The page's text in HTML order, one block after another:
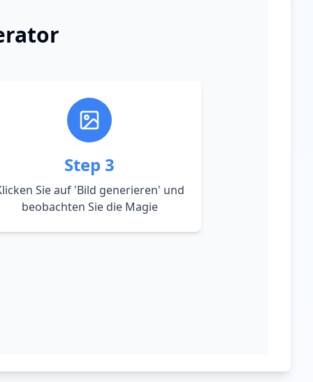
Step 3
Sie auf 'Bild generieren' und
beobachten Sie die Magie